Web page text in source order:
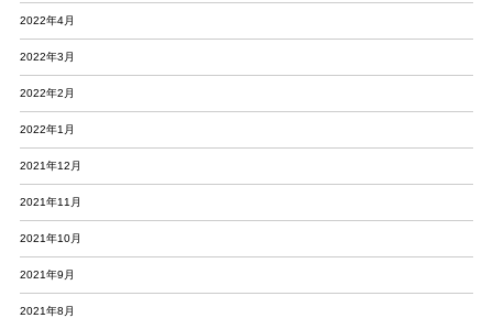
2022年4月
2022年3月
2022年2月
2022年1月
2021年12月
2021年11月
2021年10月
2021年9月
2021年8月